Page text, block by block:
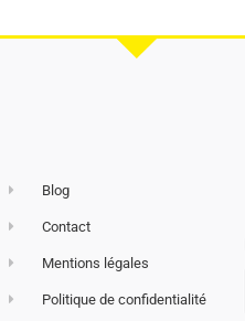
Blog
Contact
Mentions légales
Politique de confidentialité